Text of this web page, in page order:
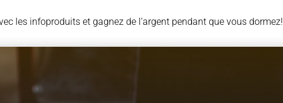
les infoproduits et gagnez de l’argent pendant que vous dormez!